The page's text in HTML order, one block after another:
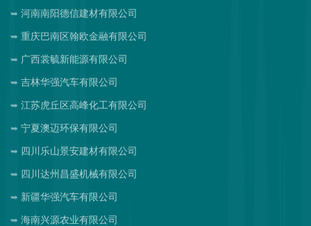
河南南阳德信建材有限公司
重庆巴南区翰欧金融有限公司
广西裳毓新能源有限公司
吉林华强汽车有限公司
江苏虎丘区高峰化工有限公司
宁夏澳迈环保有限公司
四川乐山景安建材有限公司
四川达州昌盛机械有限公司
新疆华强汽车有限公司
海南兴源农业有限公司